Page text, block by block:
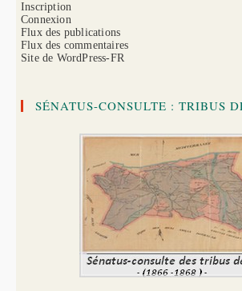
Inscription
Connexion
Flux des publications
Flux des commentaires
Site de WordPress-FR
SÉNATUS-CONSULTE : TRIBUS